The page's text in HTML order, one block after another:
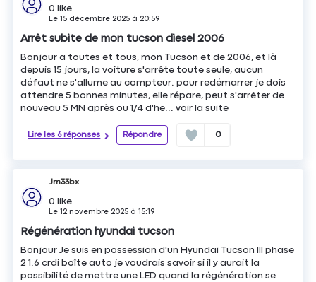
0 like
Le15 décembre 2025 à 20:59
Arrêt subite de mon tucson diesel 2006
Bonjour a toutes et tous, mon Tucson et de 2006, et là
depuis 15 jours, la voiture s'arrête toute seule, aucun
défaut ne s'allume au compteur. pour redémarrer je dois
attendre 5 bonnes minutes, elle répare, peut s'arrêter de
nouveau 5 MN après ou 1/4 d'he...voir la suite
Lire les 6 réponses Répondre 0
Jm33bx
0 like
Le12 novembre 2025 à15:19
Régénération hyundai tucson
Bonjour Je suis en possession d'un Hyundai Tucson III phase
2 1.6 crdi boîte auto je voudrais savoir si il y aurait la
possibilité de mettre une LED quand la régénération se